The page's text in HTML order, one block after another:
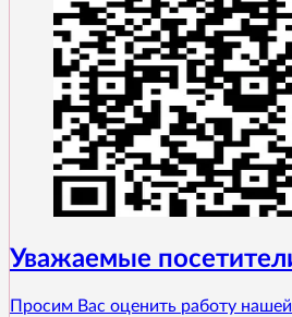
Уважаемые
Просим Вас оценить работу